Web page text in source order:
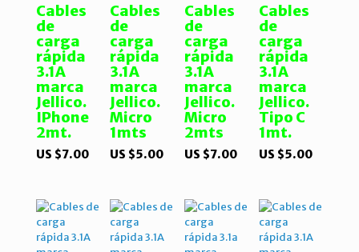
Cables
de
carga
rápida
3.1A
marca
Jellico.
IPhone
2mt.
US $7.00
Cables
de
carga
rápida
3.1A
marca
Jellico.
Micro
1mts
US $5.00
Cables
de
carga
rápida
3.1A
marca
Jellico.
Micro
2mts
US $7.00
Cables
de
carga
rápida
3.1A
marca
Jellico.
Tipo C
1mt.
US $5.00